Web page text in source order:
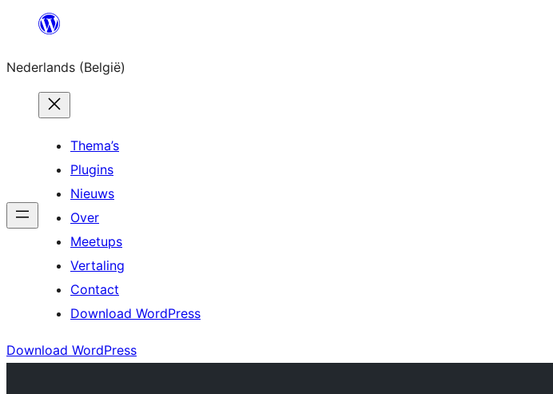
Spring
de
inhoud
Nederlands (België)
Thema’s
Plugins
Nieuws
Over
Meetups
Vertaling
Contact
Download WordPress
Download WordPress